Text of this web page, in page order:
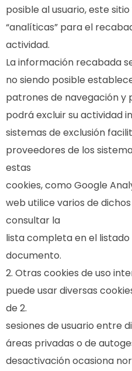
posible al usuario, este
“analíticas” para el
actividad.
La información recabada
no siendo posible
patrones de navegación y
podrá excluir su actividad
sistemas de exclusión
proveedores de los
estas
cookies, como Google
web utilice varios de
consultar la
lista completa en el
documento.
Otras cookies de uso
puede usar diversas
de 2.
sesiones de usuario entre
áreas privadas o de
desactivación ocasiona